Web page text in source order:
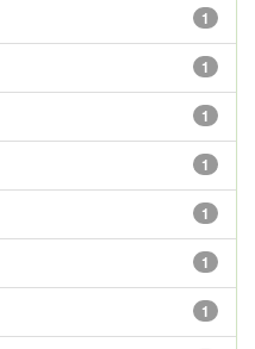
1
1
1
1
1
1
1